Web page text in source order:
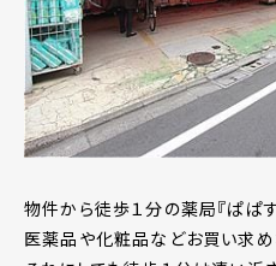
物件から徒歩１分の薬局『ぱぱす
医薬品や化粧品などお買い求め